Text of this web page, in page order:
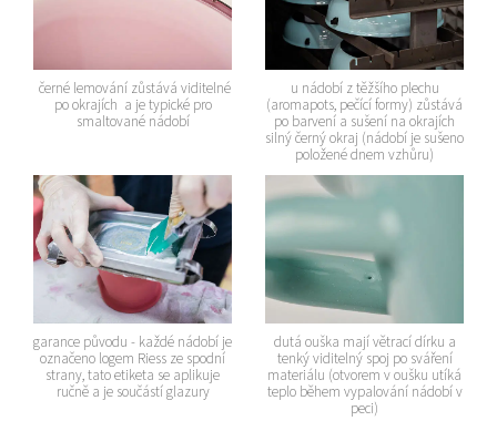
černé lemování zůstává viditelné
po okrajích a je typické pro
smaltované nádobí
u nádobí z těžšího plechu
(aromapots, pečící formy) zůstává
po barvení a sušení na okrajích
silný černý okraj (nádobí je sušeno
položené dnem vzhůru)
garance původu - každé nádobí je
označeno logem Riess ze spodní
strany, tato etiketa se aplikuje
ručně a je součástí glazury
dutá ouška mají větrací dírku a
tenký viditelný spoj po sváření
materiálu (otvorem v oušku utíká
teplo během vypalování nádobí v
peci)